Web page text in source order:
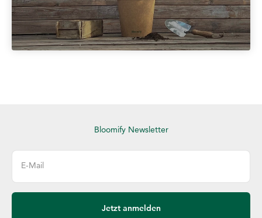
Bloomify Newsletter
E-Mail
Jetzt anmelden